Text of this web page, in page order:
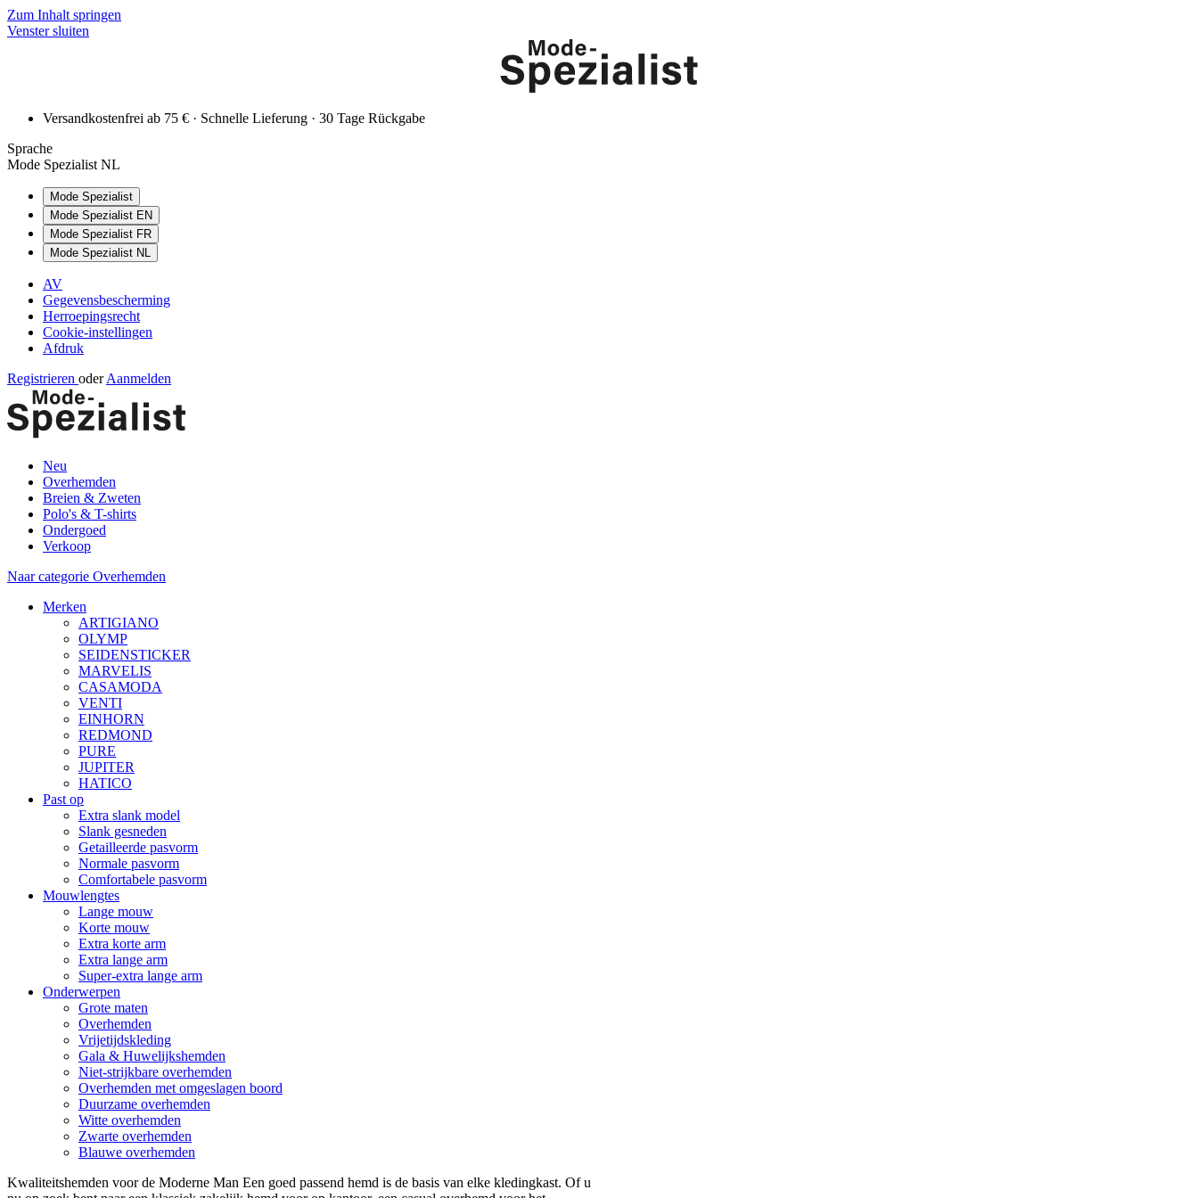
Zum Inhalt springen
Venster sluiten
Versandkostenfrei ab 75 € · Schnelle Lieferung · 30 Tage Rückgabe
Sprache
Mode Spezialist NL
Mode Spezialist
Mode Spezialist EN
Mode Spezialist FR
Mode Spezialist NL
AV
Gegevensbescherming
Herroepingsrecht
Cookie-instellingen
Afdruk
Registrieren oder Aanmelden
Neu
Overhemden
Breien & Zweten
Polo's & T-shirts
Ondergoed
Verkoop
Naar categorie Overhemden
Merken
ARTIGIANO
OLYMP
SEIDENSTICKER
MARVELIS
CASAMODA
VENTI
EINHORN
REDMOND
PURE
JUPITER
HATICO
Past op
Extra slank model
Slank gesneden
Getailleerde pasvorm
Normale pasvorm
Comfortabele pasvorm
Mouwlengtes
Lange mouw
Korte mouw
Extra korte arm
Extra lange arm
Super-extra lange arm
Onderwerpen
Grote maten
Overhemden
Vrijetijdskleding
Gala & Huwelijkshemden
Niet-strijkbare overhemden
Overhemden met omgeslagen boord
Duurzame overhemden
Witte overhemden
Zwarte overhemden
Blauwe overhemden
Kwaliteitshemden voor de Moderne Man Een goed passend hemd is de basis van elke kledingkast. Of u